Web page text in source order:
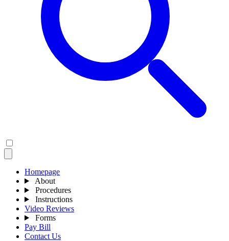
Homepage
About
Procedures
Instructions
Video Reviews
Forms
Pay Bill
Contact Us